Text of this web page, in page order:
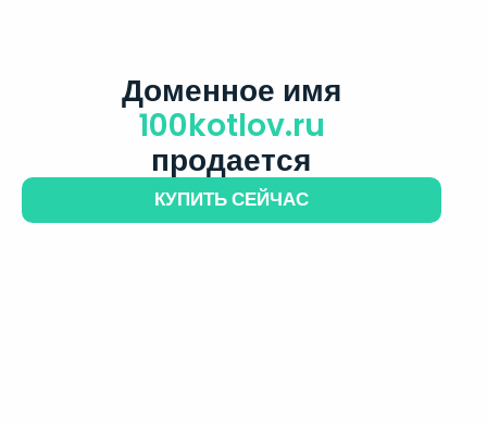
Доменное имя
100kotlov.ru
продается
КУПИТЬ СЕЙЧАС